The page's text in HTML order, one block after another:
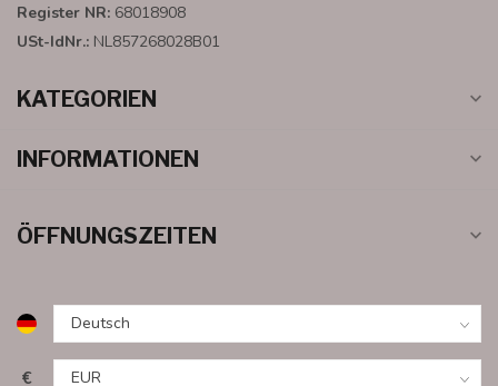
Register NR: 68018908
USt-IdNr.: NL857268028B01
KATEGORIEN
INFORMATIONEN
ÖFFNUNGSZEITEN
€